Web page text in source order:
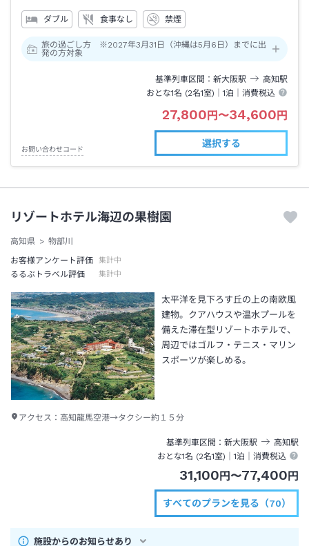
ダブル 食事なし 禁煙
旅の過ごし方 ※2027年3月31日（沖縄は5月6日）までに出
発の方対象
基準列車区間 新大阪駅 高知駅
おとな1名 (2名1室)｜1泊 ｜消費税込
27,800 円 〜34,600 円
お問い合わせコード
選択する
リゾートホテル海辺の果樹園
高知県
物部川
お客様アンケート評価
集計中
るるぶトラベル評価 集計中
太平洋を見下ろす丘の上の南欧風
建物。クアハウスや温水プールを
備えた滞在型リゾートホテルで、
周辺ではゴルフ・テニス・マリン
スポーツが楽しめる。
アクセス： 高知龍馬空港→タクシー約１５分
基準列車区間 新大阪駅 高知駅
おとな1名 (2名1室)｜1泊 ｜消費税込
31,100 円 〜77,400 円
すべてのプランを見る（70）
施設からのお知らせあり